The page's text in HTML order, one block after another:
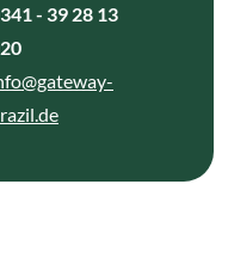
- 39 28 13
@gateway-